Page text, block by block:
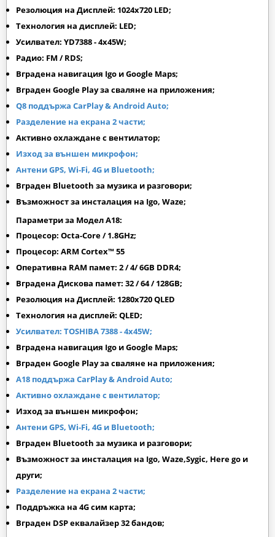
Резолюция на Дисплей: 1024х720 LED;
Технология на дисплей: LED;
Усилвател: YD7388 - 4x45W;
Радио: FM / RDS;
Вградена навигация Igo и Google Maps;
Вграден Google Playза сваляне на приложения;
Q8 поддържа CarPlay & Android Auto;
Разделение на екрана 2 части;
Активно охлаждане с вентилатор;
Изход за външен микрофон;
Антени GPS, Wi-Fi, 4G и Bluetooth;
Вграден Bluetooth за музика и разговори;
Възможност за инсталация на Igo, Waze;
Параметри за Модел A18:
Процесор: Octa-Core / 1.8GHz;
Процесор: ARM Cortex™ 55
Оперативна RAM памет: 2 / 4/ 6GB DDR4;
Вградена Дискова памет: 32 / 64 / 128GB;
Резолюция на Дисплей: 1280х720 QLED
Технология на дисплей: QLED;
Усилвател: TOSHIBA 7388 - 4x45W;
Вградена навигация Igo и Google Maps;
Вграден Google Playза сваляне на приложения;
A18 поддържа CarPlay & Android Auto;
Активно охлаждане с вентилатор;
Изход за външен микрофон;
Антени GPS, Wi-Fi, 4G и Bluetooth;
Вграден Bluetooth за музика и разговори;
Възможност за инсталация на Igo, Waze,Sygic, Here go и
други;
Разделение на екрана 2 части;
Поддръжка на 4G сим карта;
Вграден DSP еквалайзер 32 бандов;